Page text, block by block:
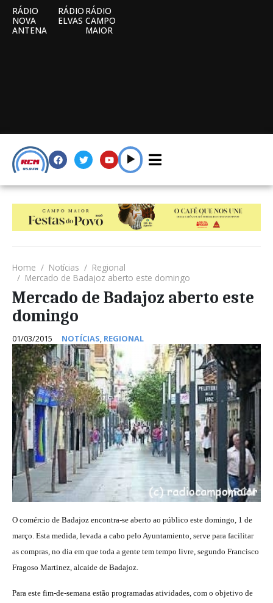
RÁDIO
NOVA
ANTENA
RÁDIO
ELVAS
RÁDIO
CAMPO
MAIOR
Home Notícias
Regional
Mercado de Badajoz aberto este domingo
Mercado de Badajoz aberto este
domingo
01/03/2015 NOTÍCIAS, REGIONAL
O comércio de Badajoz encontra-se aberto ao público este domingo, 1 de
março. Esta medida, levada a cabo pelo Ayuntamiento, serve para facilitar
as compras, no dia em que toda a gente tem tempo livre, segundo Francisco
Fragoso Martinez, alcaide de Badajoz.
Para este fim-de-semana estão programadas atividades, com o objetivo de